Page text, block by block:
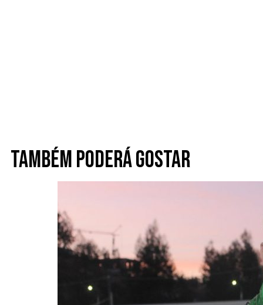
Também poderá gostar